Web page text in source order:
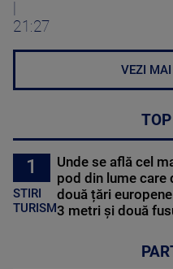
21:27
VEZI MAI
1
STIRI
TURISM
Unde se află cel
pod din lume care
două țări
3 metri și două